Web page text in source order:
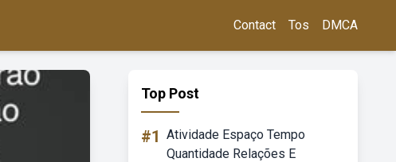
Contact Tos DMCA
Top Post
#1 Atividade Espaço Tempo
Quantidade Relações E